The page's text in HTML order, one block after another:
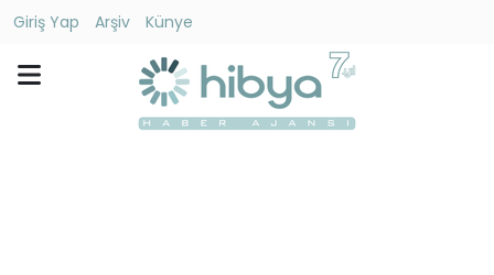
Giriş Yap Arşiv
Künye